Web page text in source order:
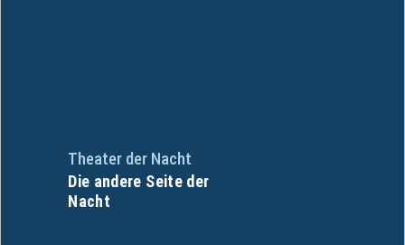
Theater der Nacht
Die andere Seite der
Nacht